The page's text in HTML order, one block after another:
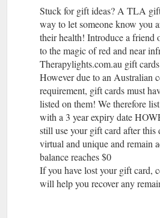
Stuck for gift ideas? A TLA
way to let someone know you
their health! Introduce a friend
to the magic of red and near
Therapylights.com.au gift
However due to an Australian
requirement, gift cards must
listed on them! We therefore
with a 3 year expiry date
still use your gift card after this
virtual and unique and remain
balance reaches $0
If you have lost your gift card,
will help you recover any